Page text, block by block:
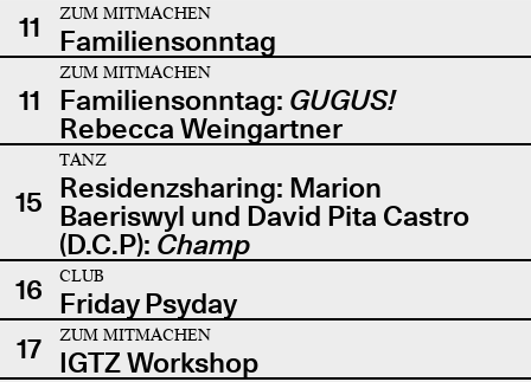
11
ZUM MITMACHEN
Familiensonntag
11
ZUM MITMACHEN
Familiensonntag: GUGUS!
Rebecca Weingartner
15
TANZ
Residenzsharing: Marion
Baeriswyl und David Pita Castro
(D.C.P): Champ
16
CLUB
Friday Psyday
17
ZUM MITMACHEN
IGTZ Workshop